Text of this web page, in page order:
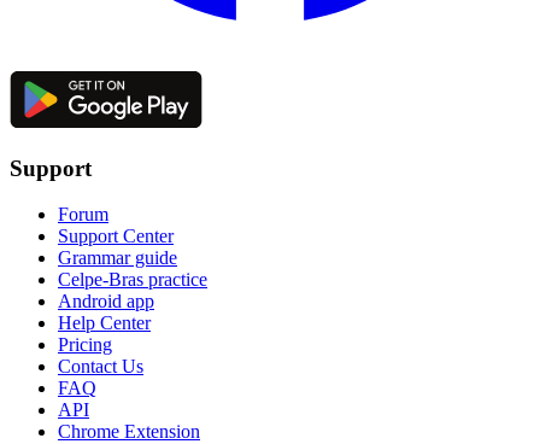
Support
Forum
Support Center
Grammar guide
Celpe-Bras practice
Android app
Help Center
Pricing
Contact Us
FAQ
API
Chrome Extension